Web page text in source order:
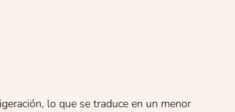
lo que se traduce en un menor